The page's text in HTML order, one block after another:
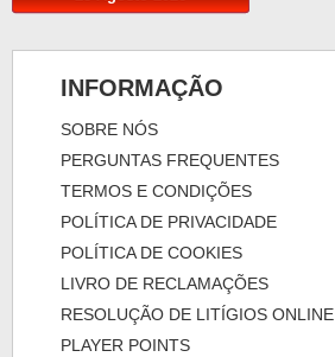
INFORMAÇÃO
SOBRE NÓS
PERGUNTAS FREQUENTES
TERMOS E CONDIÇÕES
POLÍTICA DE PRIVACIDADE
POLÍTICA DE COOKIES
LIVRO DE RECLAMAÇÕES
RESOLUÇÃO DE LITÍGIOS ONLINE
PLAYER POINTS